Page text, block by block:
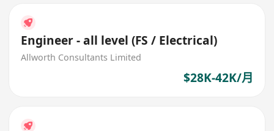
Engineer - all level (FS / Electrical)
Allworth Consultants Limited
$28K-42K/月